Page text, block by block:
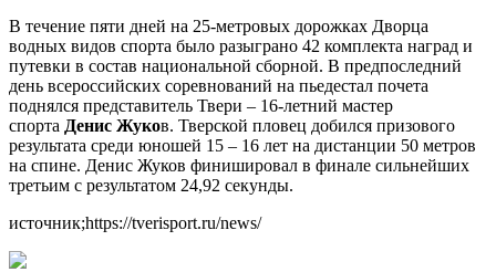
В течение пяти дней на 25-метровых дорожках Дворца
водных видов спорта было разыграно 42 комплекта наград и
путевки в состав национальной сборной. В предпоследний
день всероссийских соревнований на пьедестал почета
поднялся представитель Твери – 16-летний мастер
спорта Денис Жуков. Тверской пловец добился призового
результата среди юношей 15 – 16 лет на дистанции 50 метров
на спине. Денис Жуков финишировал в финале сильнейших
третьим с результатом 24,92 секунды.
источник;https://tverisport.ru/news/